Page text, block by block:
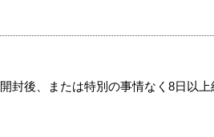
封後、または特別の事情なく8日以上